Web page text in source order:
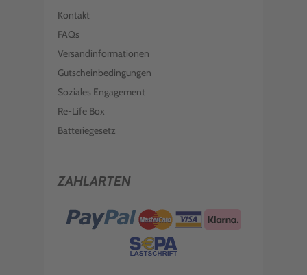
Kontakt
FAQs
Versandinformationen
Gutscheinbedingungen
Soziales Engagement
Re-Life Box
Batteriegesetz
ZAHLARTEN